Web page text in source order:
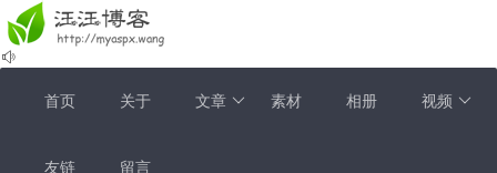
首页 关于 文章 素材 相册 视频
友链 留言